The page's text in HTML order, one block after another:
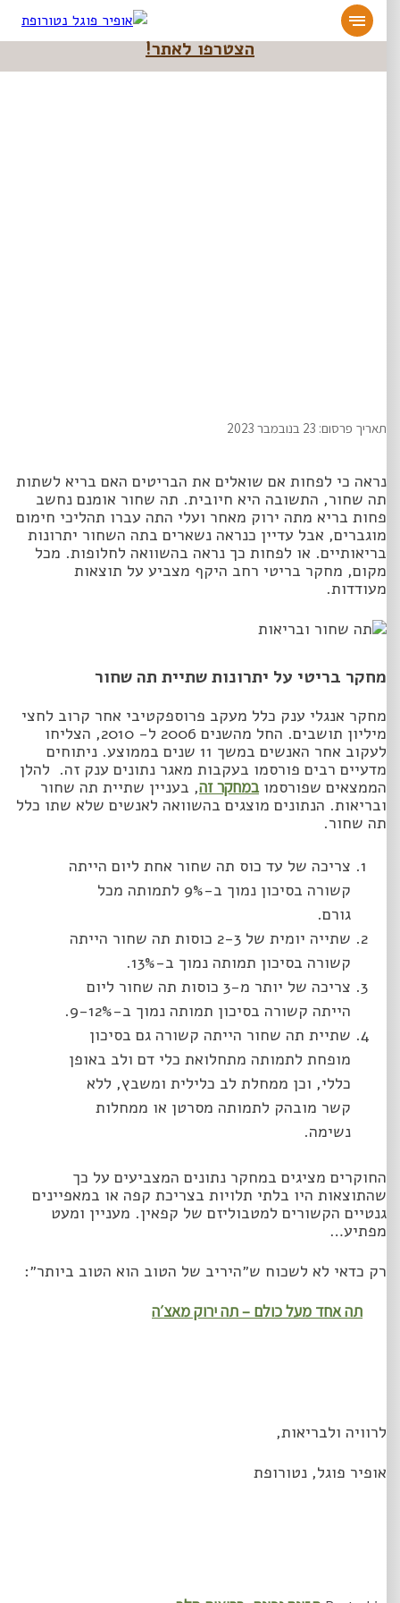
מעוניינים להעמיק או להתחיל דרך חיים בריאה?
הצטרפו לאתר!
תאריך פרסום: 23 בנובמבר 2023
נראה כי לפחות אם שואלים את הבריטים האם בריא לשתות
תה שחור, התשובה היא חיובית. תה שחור אומנם נחשב
פחות בריא מתה ירוק מאחר ועלי התה עברו תהליכי חימום
מוגברים, אבל עדיין כנראה נשארים בתה השחור יתרונות
בריאותיים. או לפחות כך נראה בהשוואה לחלופות. מכל
מקום, מחקר בריטי רחב היקף מצביע על תוצאות
מעודדות.
מחקר בריטי על יתרונות שתיית תה שחור
מחקר אנגלי ענק כלל מעקב פרוספקטיבי אחר קרוב לחצי
מיליון תושבים. החל מהשנים 2006 ל- 2010, הצליחו
לעקוב אחר האנשים במשך 11 שנים בממוצע. ניתוחים
מדעיים רבים פורסמו בעקבות מאגר נתונים ענק זה. להלן
הממצאים שפורסמובמחקר זה, בעניין שתיית תה שחור
ובריאות. הנתונים מוצגים בהשוואה לאנשים שלא שתו כלל
תה שחור.
צריכה של עד כוס תה שחור אחת ליום הייתה
קשורה בסיכון נמוך ב-9% לתמותה מכל
גורם.
שתייה יומית של 2-3 כוסות תה שחור הייתה
קשורה בסיכון תמותה נמוך ב-13%.
צריכה של יותר מ-3 כוסות תה שחור ליום
הייתה קשורה בסיכון תמותה נמוך ב-9-12%.
שתיית תה שחור הייתה קשורה גם בסיכון
מופחת לתמותה מתחלואת כלי דם ולב באופן
כללי, וכן ממחלת לב כלילית ומשבץ, ללא
קשר מובהק לתמותה מסרטן או ממחלות
נשימה.
החוקרים מציגים במחקר נתונים המצביעים על כך
שהתוצאות היו בלתי תלויות בצריכת קפה או במאפיינים
גנטיים הקשורים למטבוליזם של קפאין. מעניין ומעט
מפתיע…
רק כדאי לא לשכוח ש״היריב של הטוב הוא הטוב ביותר״:
תה אחד מעל כולם – תה ירוק מאצ׳ה
לרוויה ולבריאות,
אופיר פוגל, נטורופת